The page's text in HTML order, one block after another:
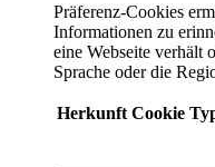
Präferenz-Cookies
Informationen zu
eine Webseite verhält
Sprache oder die
Herkunft Cookie